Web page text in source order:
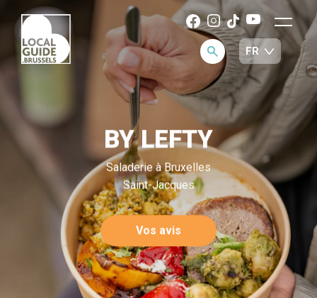
BY LEFTY
Saladerie à Bruxelles
Saint-Jacques
Vos avis